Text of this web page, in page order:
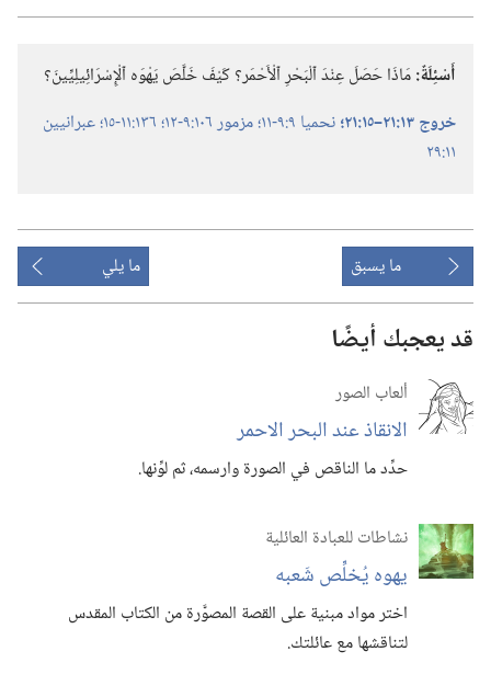
أَسْئِلَةٌ:‏مَاذَا حَصَلَ عِنْدَ ٱلْبَحْرِ ٱلْأَحْمَر؟‏ كَيْفَ خَلَّصَ يَهْوَه ٱلْإِسْرَائِيلِيِّينَ؟‏
خروج ١٣:‏٢١–‏١٥:‏٢١؛‏
نحميا ٩:‏٩-‏١١؛‏ مزمور ١٠٦:‏٩-‏١٢؛‏
عبرانيين
١١:‏٢٩
ما يسبق ما يلي
قد يعجبك أيضًا
ألعاب الصور
الانقاذ عند البحر الاحمر
حدِّد ما الناقص في الصورة وارسمه،‏ ثم لوِّنها.‏
نشاطات للعبادة العائلية
يهوه يُخلِّص شَعبه
اختر مواد مبنية على القصة المصوَّرة من الكتاب المقدس
لتناقشها مع عائلتك.‏